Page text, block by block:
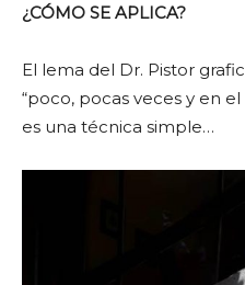
¿CÓMO SE APLICA?
El lema del Dr. Pistor
“poco, pocas veces y en
es una técnica simple…